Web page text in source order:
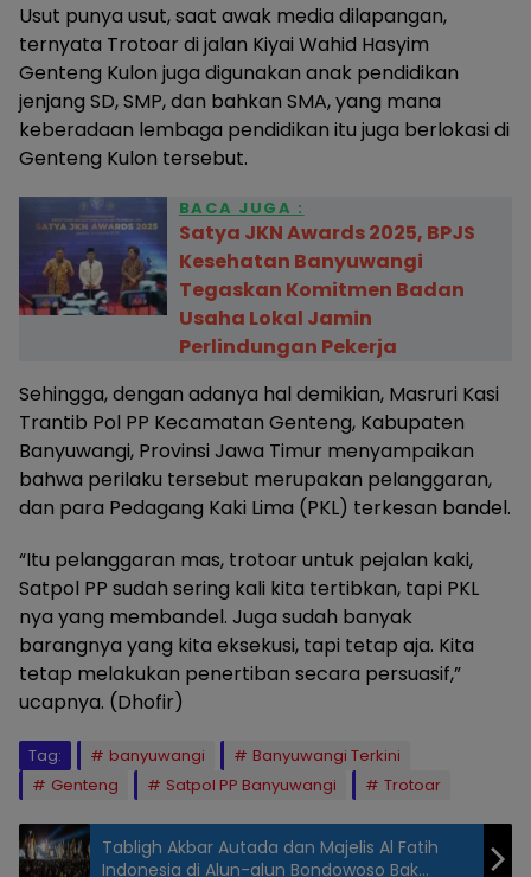
Usut punya usut, saat awak media dilapangan,
ternyata Trotoar di jalan Kiyai Wahid Hasyim
Genteng Kulon juga digunakan anak pendidikan
jenjang SD, SMP, dan bahkan SMA, yang mana
keberadaan lembaga pendidikan itu juga berlokasi di
Genteng Kulon tersebut.
BACA JUGA :
Satya JKN Awards 2025, BPJS
Kesehatan Banyuwangi
Tegaskan Komitmen Badan
Usaha Lokal Jamin
Perlindungan Pekerja
Sehingga, dengan adanya hal demikian, Masruri Kasi
Trantib Pol PP Kecamatan Genteng, Kabupaten
Banyuwangi, Provinsi Jawa Timur menyampaikan
bahwa perilaku tersebut merupakan pelanggaran,
dan para Pedagang Kaki Lima (PKL) terkesan bandel.
“Itu pelanggaran mas, trotoar untuk pejalan kaki,
Satpol PP sudah sering kali kita tertibkan, tapi PKL
nya yang membandel. Juga sudah banyak
barangnya yang kita eksekusi, tapi tetap aja. Kita
tetap melakukan penertiban secara persuasif,”
ucapnya. (Dhofir)
Tag: banyuwangi
Banyuwangi Terkini
Genteng
Satpol PP Banyuwangi Trotoar
Tabligh Akbar Autada dan Majelis Al Fatih
Indonesia di Alun-alun Bondowoso Bak